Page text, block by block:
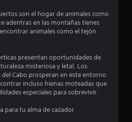
l
a
e
son el hogar de animales como
adentras en las montañas tienes
animales como el tejón
presentan oportunidades de
misteriosa y letal. Los
del Cabo prosperan en este entorno
incluso hienas moteadas que
especiales para sobrevivir.
para tu alma de cazador